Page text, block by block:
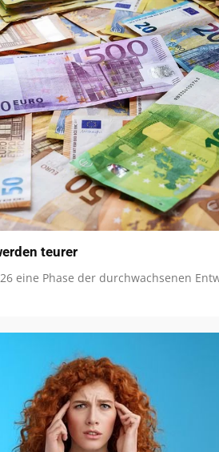
teurer
eine Phase der durchwachsenen